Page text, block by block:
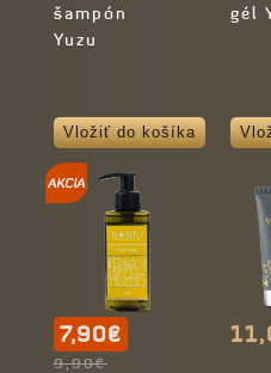
šampón
Yuzu
Vložiť do košíka
gél
7,90€
9,90€